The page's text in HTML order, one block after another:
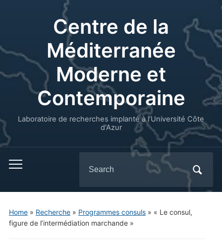
Centre de la
Méditerranée
Moderne et
Contemporaine
Laboratoire de recherches implanté à l’Université Côte
d'Azur
for:
Home» Recherche» Programmes consuls» « Le consul,
figure de l’intermédiation marchande »